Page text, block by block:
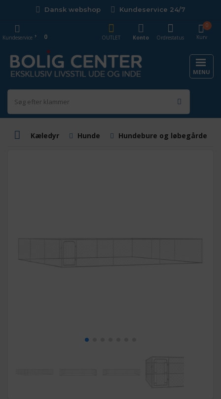
Dansk webshop Kundeservice 24/7
Kurv
0
OUTLET
Konto Ordrestatus
Kundeservice 0
MENU
Kæledyr Hunde Hundebure og løbegårde